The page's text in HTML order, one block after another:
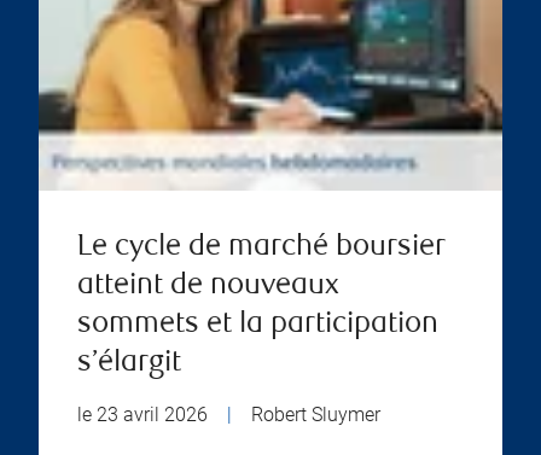
Le cycle de marché boursier
atteint de nouveaux
sommets et la participation
s’élargit
le 23 avril 2026 Robert Sluymer